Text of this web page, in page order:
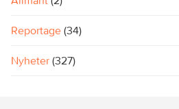
Reportage (34)
Nyheter (327)